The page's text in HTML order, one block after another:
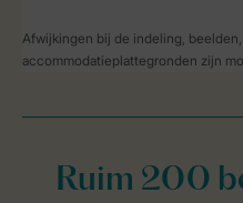
Afwijkingen bij de indeling,
accommodatieplattegronden zijn
Ruim 200